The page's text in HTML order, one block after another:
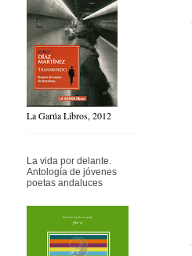
La Garúa Libros, 2012
La vida por delante.
Antología de jóvenes
poetas andaluces